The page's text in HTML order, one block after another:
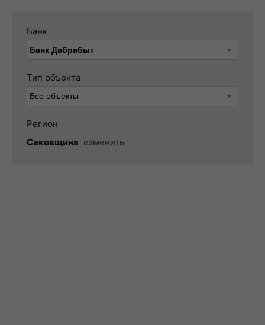
Банк
Тип объекта
Регион
Саковщина изменить